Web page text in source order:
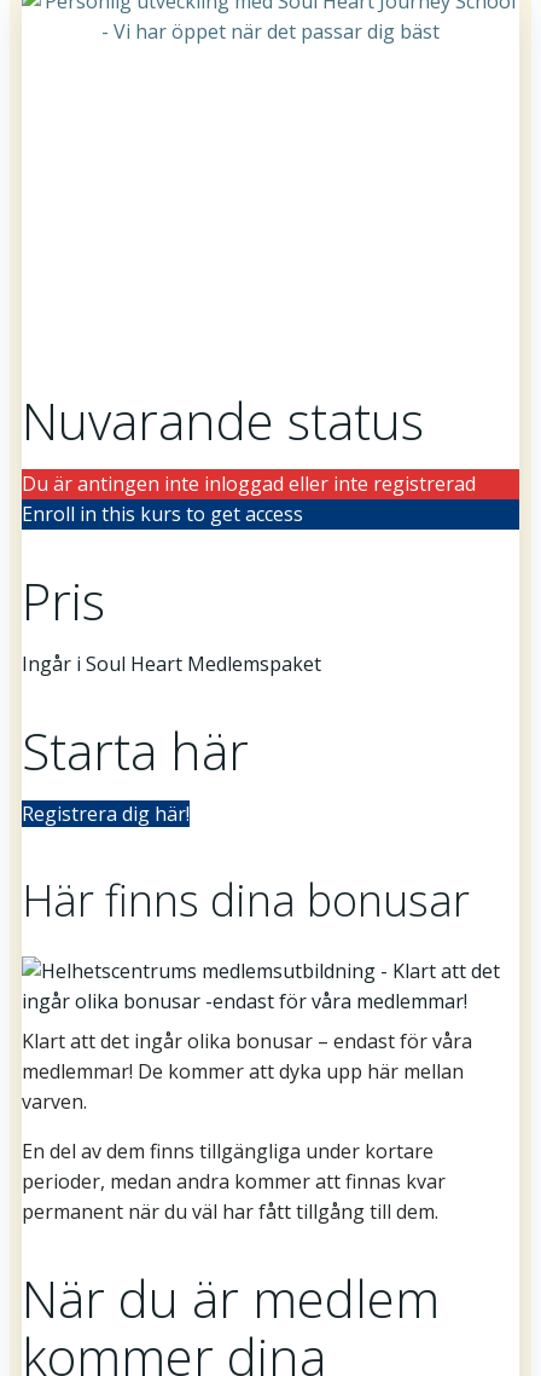
Nuvarande status
Du är antingen inte inloggad eller inte registrerad
Enroll in this kurs to get access
Pris
Ingår i Soul Heart Medlemspaket
Starta här
Registrera dig här!
Här finns dina bonusar
Klart att det ingår olika bonusar – endast för våra
medlemmar! De kommer att dyka upp här mellan
varven.
En del av dem finns tillgängliga under kortare
perioder, medan andra kommer att finnas kvar
permanent när du väl har fått tillgång till dem.
När du är medlem
kommer dina